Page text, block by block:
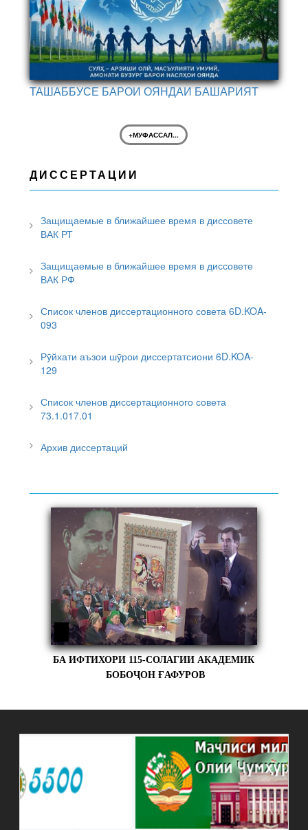
ТАШАББУСЕ БАРОИ ОЯНДАИ БАШАРИЯТ
+МУФАССАЛ...
ДИССЕРТАЦИИ
Защищаемые в ближайшее время в диссовете
ВАК РТ
Защищаемые в ближайшее время в диссовете
ВАК РФ
Список членов диссертационного совета 6D.KOA-
093
Рӯйхати аъзои шӯрои диссертатсиони 6D.KOA-
129
Список членов диссертационного совета
73.1.017.01
Архив диссертаций
БА ИФТИХОРИ 115-СОЛАГИИ АКАДЕМИК
БОБОҶОН ҒАФУРОВ